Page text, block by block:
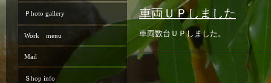
車両ＵＰしました
車両数台ＵＰしました。
Ｐhoto gallery
Work menu
Mail
Ｓhop info